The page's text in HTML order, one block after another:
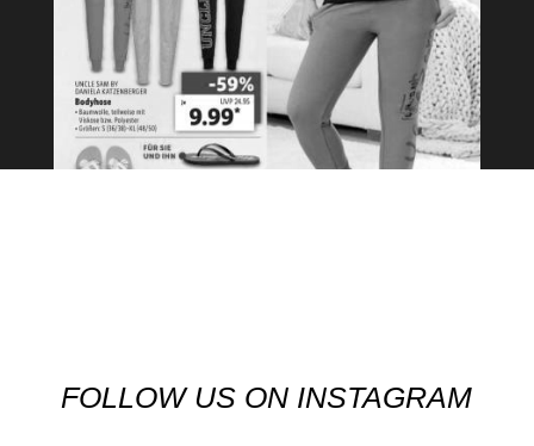
FOLLOW US ON INSTAGRAM